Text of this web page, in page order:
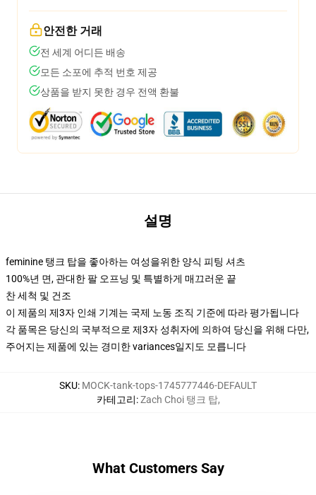
안전한 거래
전 세계 어디든 배송
모든 소포에 추적 번호 제공
상품을 받지 못한 경우 전액 환불
설명
feminine 탱크 탑을 좋아하는 여성을위한 양식 피팅 셔츠
100%년 면, 관대한 팔 오프닝 및 특별하게 매끄러운 끝
찬 세척 및 건조
이 제품의 제3자 인쇄 기계는 국제 노동 조직 기준에 따라 평가됩니다
각 품목은 당신의 국부적으로 제3자 성취자에 의하여 당신을 위해 다만,
주어지는 제품에 있는 경미한 variances일지도 모릅니다
SKU: MOCK-tank-tops-1745777446-DEFAULT
카테고리:Zach Choi 탱크 탑,
What Customers Say